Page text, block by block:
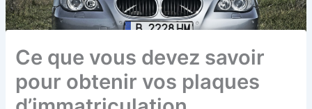
Ce que vous devez savoir
pour obtenir vos plaques